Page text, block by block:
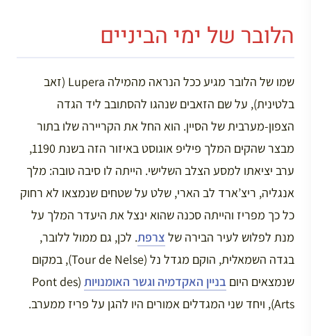
הלובר של ימי הביניים
שמו של הלובר מגיע ככל הנראה מהמילה Lupera (זאב
בלטינית), על שם הזאבים שנהגו להסתובב ליד הגדה
הצפון-מערבית של הסיין. הוא החל את הקריירה שלו בתור
מבצר שהקים המלך פיליפ אוגוסט באיזור הזה בשנת 1190,
ערב יציאתו למסע הצלב השלישי. הייתה לו סיבה טובה: מלך
אנגליה, ריצ’ארד לב הארי, שלט על שטחים שנמצאו לא רחוק
כל כך מפריז והייתה סכנה שהוא ינצל את היעדר המלך על
מנת לפלוש לעיר הבירה של צרפת. לכן, גם ממול ללובר,
בגדה השמאלית, הוקם מגדל נל (Tour de Nelse), במקום
שנמצאים היום בניין האקדמיה וגשר האומנויות (Pont des
Arts), ויחד שני המגדלים אמורים היו להגן על פריז ממערב.